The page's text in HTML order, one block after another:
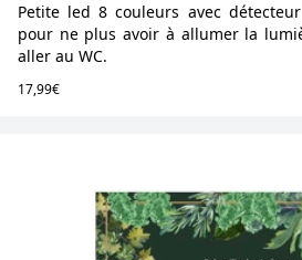
Petite led 8 couleurs avec
pour ne plus avoir à allumer la
aller au WC.
17,99€